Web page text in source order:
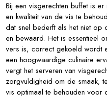
Bij een visgerechten buffet is
en kwaliteit van de vis te
dat snel bederft als het niet op
en bewaard. Het is essentieel
vers is, correct gekoeld wordt
een hoogwaardige culinaire
vergt het serveren van
zorgvuldigheid om de smaak,
vis optimaal te behouden voor